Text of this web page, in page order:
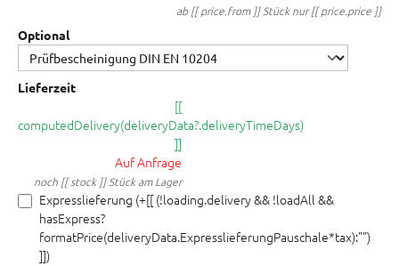
ab [[ price.from ]] Stück nur [[ price.price ]]
Optional
Lieferzeit
[[
computedDelivery(deliveryData?.deliveryTimeDays)
]]
Auf Anfrage
noch [[ stock ]] Stück am Lager
Expresslieferung (+[[ (!loading.delivery && !loadAll &&
hasExpress?
formatPrice(deliveryData.ExpresslieferungPauschale*tax):"")
]])